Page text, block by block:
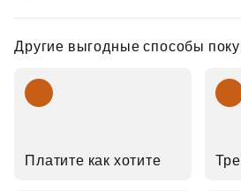
Другие выгодные способы
Платите как хотите